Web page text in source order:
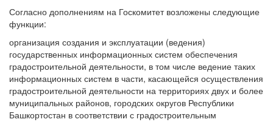
Согласно дополнениям на Госкомитет возложены следующие
функции:
организация создания и эксплуатации (ведения)
государственных информационных систем обеспечения
градостроительной деятельности, в том числе ведение таких
информационных систем в части, касающейся осуществления
градостроительной деятельности на территориях двух и более
муниципальных районов, городских округов Республики
Башкортостан в соответствии с градостроительным